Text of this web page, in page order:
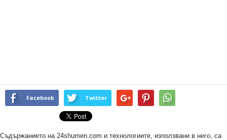
Facebook Twitter
Съдържанието на 24shumen.com и технологиите, използвани в него, са